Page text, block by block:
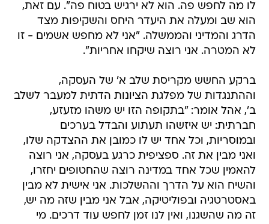
לו מה לחפש פה. הוא לא ירגיש בטוח פה". עם זאת,
הוא שב ומעלה את היעדר היחס והשקיפות מצד
הדרג והמדיני והממשלה. "אני לא מחפש אשמים - זו
לא המטרה. אני רוצה שיקחו אחריות".
ברקע החשש מקריסת שלב א' של העסקה,
וההתנגדות של מפלגת הציונות הדתית למעבר לשלב
ב', אהל אומר: "בתקופה הזו יש משהו מזעזע,
חברתית: יש איזשהו תעתוע והבדל בערכים
ובמוסריות, וכל אחד יש לו כמובן את ההצדקה שלו,
ואני מבין את זה. ספציפית כרגע בעסקה, אני רוצה
להאמין שכל אחד במדינה רוצה שהחטופים יחזרו,
והשיח הוא על הדרך וההשלכות. אני אישית לא מבין
באסטרטגיה ובפוליטיקה, אבל אני מבין שזה מה יש,
זה מה שהשגנו, ואין לנו זמן לחפש עוד דרכים. מי